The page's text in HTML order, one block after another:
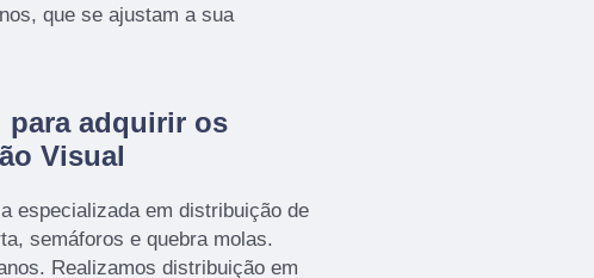
que se ajustam a sua
para adquirir os
Visual
especializada em distribuição de
semáforos e quebra molas.
Realizamos distribuição em